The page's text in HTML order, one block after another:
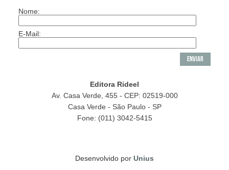
Nome:
E-Mail:
Editora Rideel
Av. Casa Verde, 455 - CEP: 02519-000
Casa Verde - São Paulo - SP
Fone: (011) 3042-5415
Desenvolvido por Unius